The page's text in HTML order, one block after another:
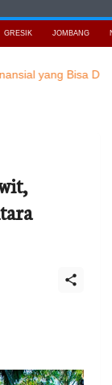
GRESIK JOMBANG
Bisa Dimulai di